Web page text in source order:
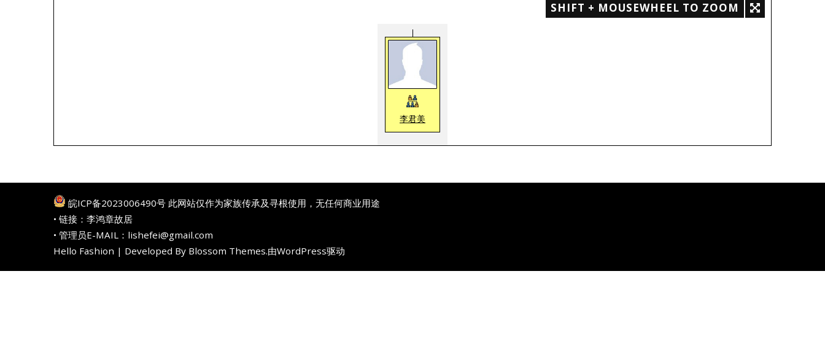
SHIFT + MOUSEWHEEL TO ZOOM
李君美
皖ICP备2023006490号 此网站仅作为家族传承及寻根使用，无任何商业用途
• 链接： 李鸿章故居
• 管理员E-MAIL：lishefei@gmail.com
Hello Fashion | Developed By Blossom Themes.由WordPress驱动